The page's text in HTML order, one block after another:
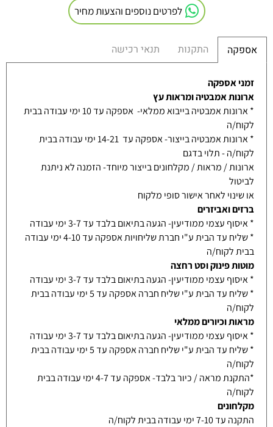
לפרטים נוספים והצעות מחיר
אספקה התקנות תנאי רכישה
זמני אספקה
ארונות אמבטיה ומראות עץ
* ארונות אמבטיה בייבוא ממלאי- אספקה עד 10 ימי עבודה בבית
לקוח/ה
* ארונות אמבטיה בייצור- אספקה עד 14-21 ימי עבודה בבית
לקוח/ה - תלוי בדגם
ארונות / מראות / מקלחונים בייצור מיוחד- הזמנה לא ניתנת
לביטול
או שינוי לאחר אישור סופי מלקוח
ברזים ואביזרים
* איסוף עצמי ממודיעין- הגעה בתיאום בלבד עד 3-7 ימי עבודה
* שליח עד הבית ע"י חברת שליחויות אספקה עד 4-10 ימי עבודה
בבית לקוח/ה
מוטות פינוק וסט רחצה
* איסוף עצמי ממודיעין- הגעה בתיאום בלבד עד 3-7 ימי עבודה
* שליח עד הבית ע"י שליח חברה אספקה עד 5 ימי עבודה בבית
לקוח/ה
מראות וכיורים ממלאי
* איסוף עצמי ממודיעין- הגעה בתיאום בלבד עד 3-7 ימי עבודה
* שליח עד הבית ע"י שליח חברה אספקה עד 5 ימי עבודה בבית
לקוח/ה
*התקנת מראה / כיור בלבד- אספקה עד 4-7 ימי עבודה בבית
לקוח/ה
מקלחונים
התקנה עד 7-10 ימי עבודה בבית לקוח/ה